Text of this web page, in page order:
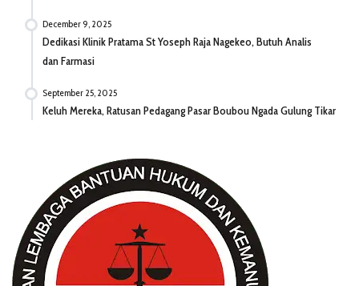
December 9, 2025
Dedikasi Klinik Pratama St Yoseph Raja Nagekeo, Butuh Analis
dan Farmasi
September 25, 2025
Keluh Mereka, Ratusan Pedagang Pasar Boubou Ngada Gulung Tikar